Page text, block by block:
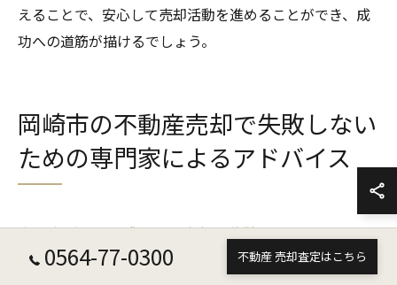
えることで、安心して売却活動を進めることができ、成
功への道筋が描けるでしょう。
岡崎市の不動産売却で失敗しない
ための専門家によるアドバイス
専門家が教える成功する売却の秘訣
愛知県岡崎市で不動産売却を成功させるためには、専門
0564-77-0300 不動産 売却査定はこちら